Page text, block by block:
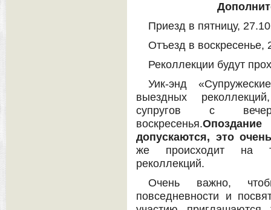
Приезд в пятницу,
Отъезд в воскресенье,
Реколлекции будут
Уик-энд
выездных
супругов с
воскресенья.Опоздание
допускаются, это
же происходит на
реколлекций.
Очень важно,
повседневности и